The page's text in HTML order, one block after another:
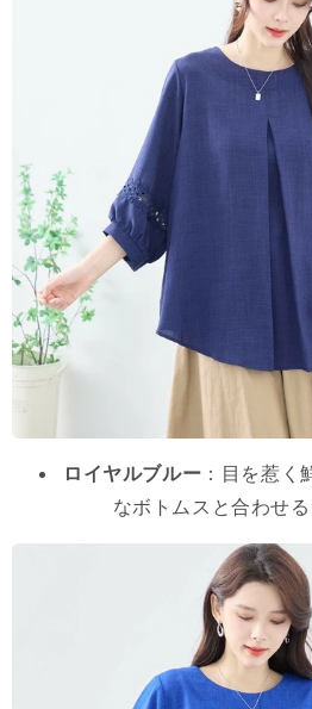
ロイヤルブルー ：目を惹く
なボトムスと合わせる